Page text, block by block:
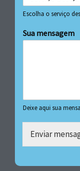
Escolha o serviço
Sua mensagem
Deixe aqui sua
Enviar